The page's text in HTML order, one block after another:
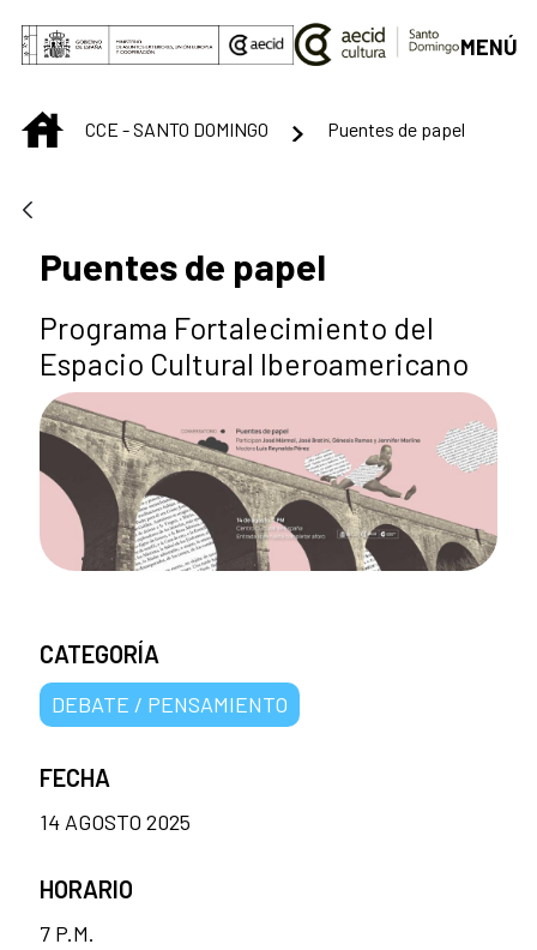
Saltar al contenido principal
MENÚ
INICIOCCE - SANTO DOMINGO Puentes de papel
Puentes de papel
Programa Fortalecimiento del
Espacio Cultural Iberoamericano
CATEGORÍA
DEBATE / PENSAMIENTO
FECHA
14 AGOSTO 2025
HORARIO
7 P.M.